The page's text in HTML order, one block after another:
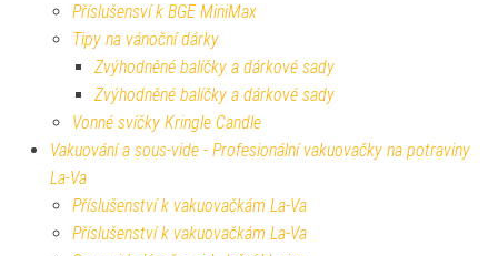
Příslušensví k BGE MiniMax
Tipy na vánoční dárky
Zvýhodněné balíčky a dárkové sady
Zvýhodněné balíčky a dárkové sady
Vonné svíčky Kringle Candle
Vakuování a sous-vide - Profesionální vakuovačky na potraviny
La-Va
Příslušenství k vakuovačkám La-Va
Příslušenství k vakuovačkám La-Va